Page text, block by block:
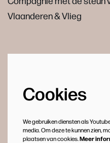
Vlaanderen & Vlieg
Cookies
We gebruiken diensten als
media. Om deze te kunnen zien,
plaatsen van cookies.Meer